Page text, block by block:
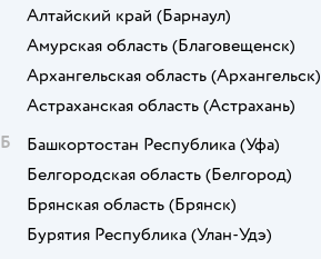
Алтайский край (Барнаул)
Амурская область (Благовещенск)
Архангельская область (Архангельск)
Астраханская область (Астрахань)
Б
Башкортостан Республика (Уфа)
Белгородская область (Белгород)
Брянская область (Брянск)
Бурятия Республика (Улан-Удэ)